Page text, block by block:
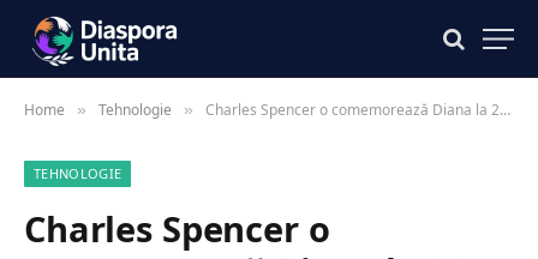
Home » Tehnologie » Charles Spencer o comemorează Diana la 28 de ani de la moarte: „O zi imposibilă”
TEHNOLOGIE
Charles Spencer o